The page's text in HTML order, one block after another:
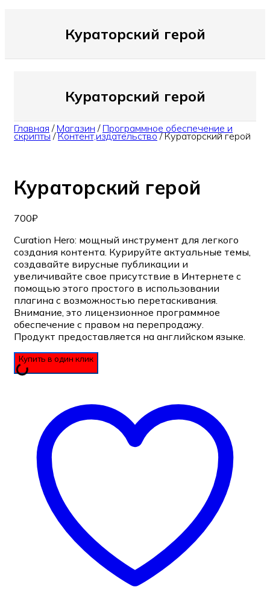
Кураторский герой
Кураторский герой
Главная / Магазин / Программное обеспечение и
скрипты/Контент,издательство/Кураторский герой
Кураторский герой
700₽
Curation Hero: мощный инструмент для легкого
создания контента. Курируйте актуальные темы,
создавайте вирусные публикации и
увеличивайте свое присутствие в Интернете с
помощью этого простого в использовании
плагина с возможностью перетаскивания.
Внимание, это лицензионное программное
обеспечение с правом на перепродажу.
Продукт предоставляется на английском языке.
Купить в один клик